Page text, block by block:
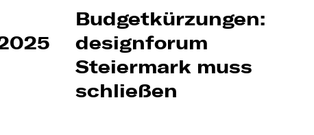
Budgetkürzungen:
designforum
Steiermark muss
schließen